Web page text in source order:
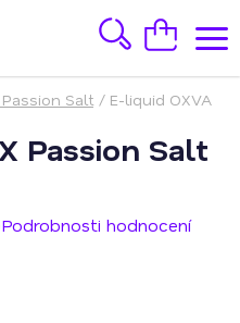
HledatNákupní
košík
Salt / E-liquid OXVA
Passion Salt
Podrobnosti hodnocení